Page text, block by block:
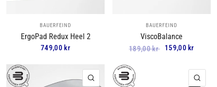
BAUERFEIND
ErgoPad Redux Heel 2
749,00 kr
BAUERFEIND
ViscoBalance
189,00 kr 159,00 kr
HURTIGVISNING